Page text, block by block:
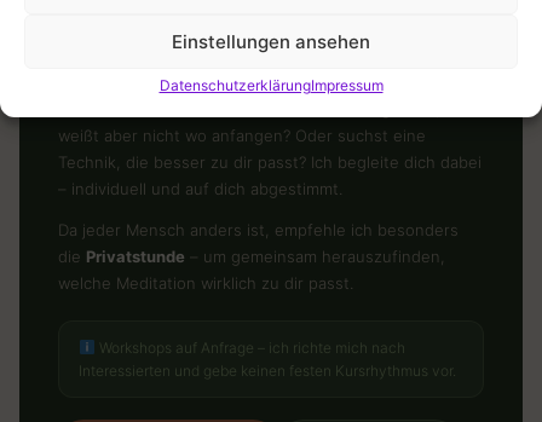
Einstellungen ansehen
DatenschutzerklärungImpressum
weißt aber nicht wo anfangen? Oder suchst eine
Technik, die besser zu dir passt? Ich begleite dich dabei
– individuell und auf dich abgestimmt.
Da jeder Mensch anders ist, empfehle ich besonders
die Privatstunde – um gemeinsam herauszufinden,
welche Meditation wirklich zu dir passt.
Workshops auf Anfrage – ich richte mich nach
Interessierten und gebe keinen festen Kursrhythmus vor.